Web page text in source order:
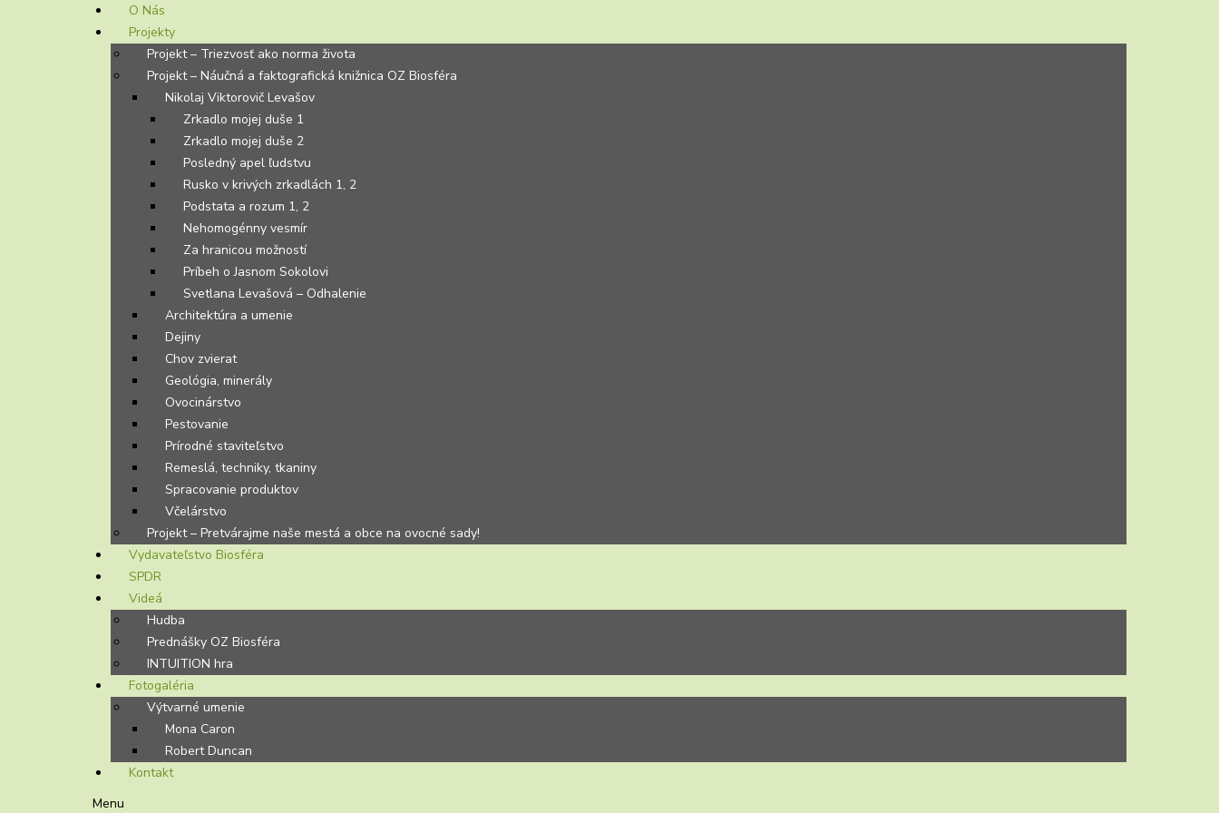
O Nás
Projekty
Projekt – Triezvosť ako norma života
Projekt – Náučná a faktografická knižnica OZ Biosféra
Nikolaj Viktorovič Levašov
Zrkadlo mojej duše 1
Zrkadlo mojej duše 2
Posledný apel ľudstvu
Rusko v krivých zrkadlách 1, 2
Podstata a rozum 1, 2
Nehomogénny vesmír
Za hranicou možností
Príbeh o Jasnom Sokolovi
Svetlana Levašová – Odhalenie
Architektúra a umenie
Dejiny
Chov zvierat
Geológia, minerály
Ovocinárstvo
Pestovanie
Prírodné staviteľstvo
Remeslá, techniky, tkaniny
Spracovanie produktov
Včelárstvo
Projekt – Pretvárajme naše mestá a obce na ovocné sady!
Vydavateľstvo Biosféra
SPDR
Videá
Hudba
Prednášky OZ Biosféra
INTUITION hra
Fotogaléria
Výtvarné umenie
Mona Caron
Robert Duncan
Kontakt
Menu